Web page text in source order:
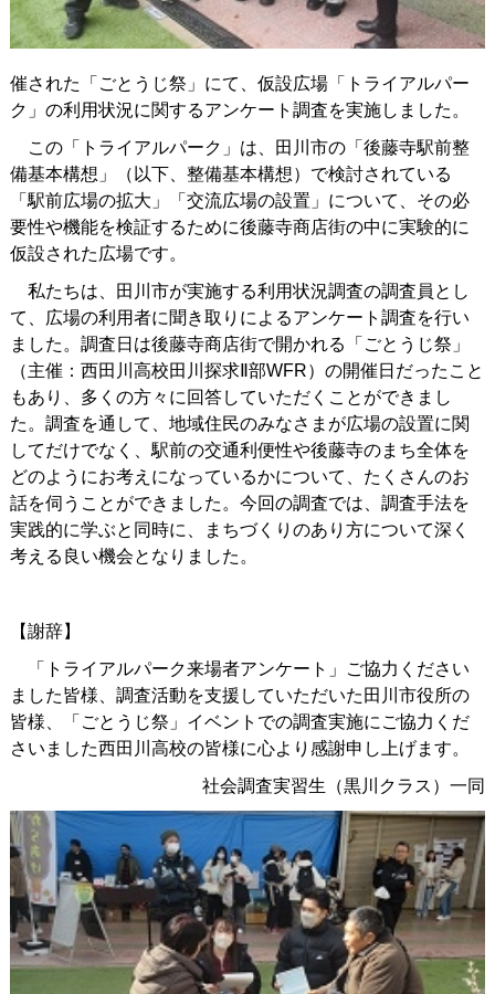
催された「ごとうじ祭」にて、仮設広場「トライアルパー
ク」の利用状況に関するアンケート調査を実施しました。
この「トライアルパーク」は、田川市の「後藤寺駅前整
備基本構想」（以下、整備基本構想）で検討されている
「駅前広場の拡大」「交流広場の設置」について、その必
要性や機能を検証するために後藤寺商店街の中に実験的に
仮設された広場です。
私たちは、田川市が実施する利用状況調査の調査員とし
て、広場の利用者に聞き取りによるアンケート調査を行い
ました。調査日は後藤寺商店街で開かれる「ごとうじ祭」
（主催：西田川高校田川探求Ⅱ部WFR）の開催日だったこと
もあり、多くの方々に回答していただくことができまし
た。調査を通して、地域住民のみなさまが広場の設置に関
してだけでなく、駅前の交通利便性や後藤寺のまち全体を
どのようにお考えになっているかについて、たくさんのお
話を伺うことができました。今回の調査では、調査手法を
実践的に学ぶと同時に、まちづくりのあり方について深く
考える良い機会となりました。
【謝辞】
「トライアルパーク来場者アンケート」ご協力ください
ました皆様、調査活動を支援していただいた田川市役所の
皆様、「ごとうじ祭」イベントでの調査実施にご協力くだ
さいました西田川高校の皆様に心より感謝申し上げます。
社会調査実習生（黒川クラス）一同